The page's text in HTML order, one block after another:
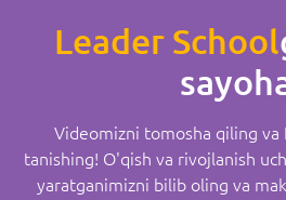
Leader School
Videomizni tomosha qiling va
tanishing! O'qish va rivojlanish
yaratganimizni bilib oling va